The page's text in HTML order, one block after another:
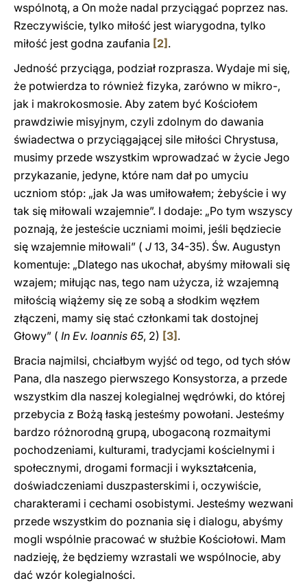
wspólnotą, a On może nadal przyciągać poprzez nas.
Rzeczywiście, tylko miłość jest wiarygodna, tylko
miłość jest godna zaufania [2] .
Jedność przyciąga, podział rozprasza. Wydaje mi się,
że potwierdza to również fizyka, zarówno w mikro-,
jak i makrokosmosie. Aby zatem być Kościołem
prawdziwie misyjnym, czyli zdolnym do dawania
świadectwa o przyciągającej sile miłości Chrystusa,
musimy przede wszystkim wprowadzać w życie Jego
przykazanie, jedyne, które nam dał po umyciu
uczniom stóp: „jak Ja was umiłowałem; żebyście i wy
tak się miłowali wzajemnie”. I dodaje: „Po tym wszyscy
poznają, że jesteście uczniami moimi, jeśli będziecie
się wzajemnie miłowali” ( J 13, 34-35). Św. Augustyn
komentuje: „Dlatego nas ukochał, abyśmy miłowali się
wzajem; miłując nas, tego nam użycza, iż wzajemną
miłością wiążemy się ze sobą a słodkim węzłem
złączeni, mamy się stać członkami tak dostojnej
Głowy” ( In Ev. Ioannis 65, 2) [3] .
Bracia najmilsi, chciałbym wyjść od tego, od tych słów
Pana, dla naszego pierwszego Konsystorza, a przede
wszystkim dla naszej kolegialnej wędrówki, do której
przebycia z Bożą łaską jesteśmy powołani. Jesteśmy
bardzo różnorodną grupą, ubogaconą rozmaitymi
pochodzeniami, kulturami, tradycjami kościelnymi i
społecznymi, drogami formacji i wykształcenia,
doświadczeniami duszpasterskimi i, oczywiście,
charakterami i cechami osobistymi. Jesteśmy wezwani
przede wszystkim do poznania się i dialogu, abyśmy
mogli wspólnie pracować w służbie Kościołowi. Mam
nadzieję, że będziemy wzrastali we wspólnocie, aby
dać wzór kolegialności.